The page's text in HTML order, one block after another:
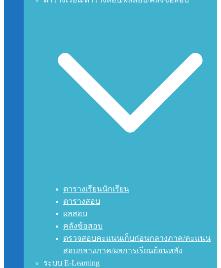
ตารางเรียนนักเรียน
ตารางสอบ
ผลสอบ
คลังข้อสอบ
ตรวจสอบคะแนนเก็บก่อนกลางภาค/คะแนน
สอบกลางภาค/ผลการเรียนย้อนหลัง
ระบบ E-Learning